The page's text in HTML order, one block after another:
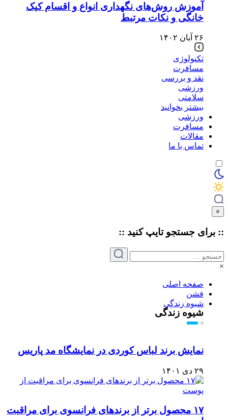
آموزش روش‌های نگهداری انواع و اقسام کیک
خانگی و نکات مرتبط
۲۶ آبان ۱۴۰۲
تکنولوژی
مسافرت
نقد و بررسی
ورزشی
سلامتی
بیشتر بخوانید
ورزشی
مسافرت
مقالات
تماس با ما
×
:: برای جستجو تایپکنید ::
×
صفحه اصلی
فشن
شیوه زندگی
شیوه زندگی
نمایش برند لباس کوردی در نمایشگاه مد پاریس
۲۹ دی ۱۴۰۱
۱۷ محصول برتر از برندهای فرانسوی برای مراقبت